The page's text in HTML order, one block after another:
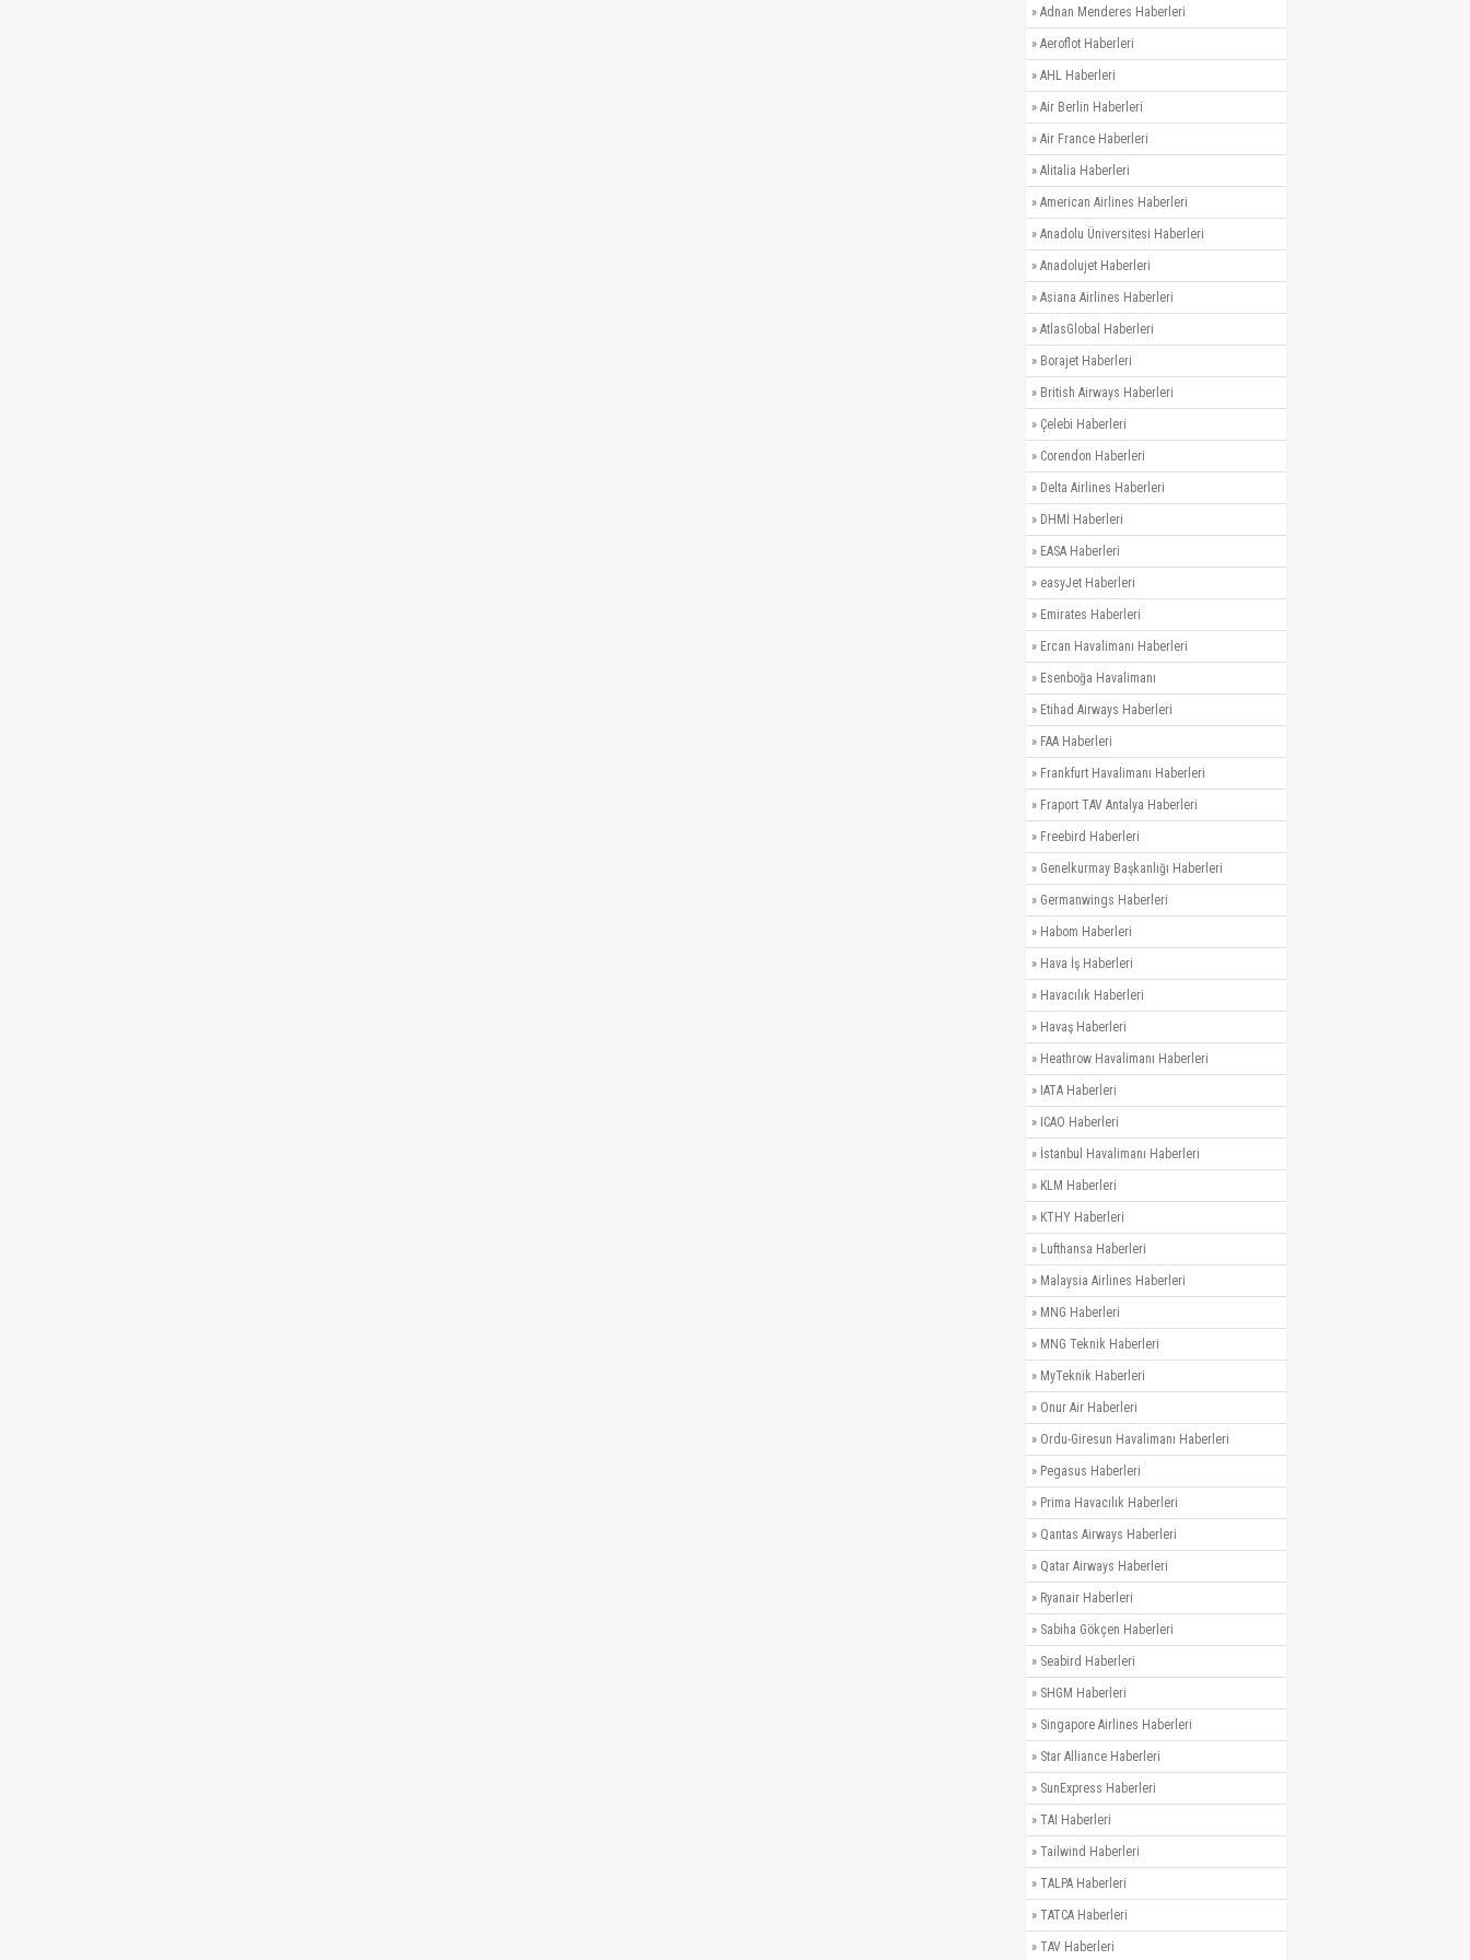
» Adnan Menderes Haberleri
» Aeroflot Haberleri
» AHL Haberleri
» Air Berlin Haberleri
» Air France Haberleri
» Alitalia Haberleri
» American Airlines Haberleri
» Anadolu Üniversitesi Haberleri
» Anadolujet Haberleri
» Asiana Airlines Haberleri
» AtlasGlobal Haberleri
» Borajet Haberleri
» British Airways Haberleri
» Çelebi Haberleri
» Corendon Haberleri
» Delta Airlines Haberleri
» DHMİ Haberleri
» EASA Haberleri
» easyJet Haberleri
» Emirates Haberleri
» Ercan Havalimanı Haberleri
» Esenboğa Havalimanı
» Etihad Airways Haberleri
» FAA Haberleri
» Frankfurt Havalimanı Haberleri
» Fraport TAV Antalya Haberleri
» Freebird Haberleri
» Genelkurmay Başkanlığı Haberleri
» Germanwings Haberleri
» Habom Haberleri
» Hava İş Haberleri
» Havacılık Haberleri
» Havaş Haberleri
» Heathrow Havalimanı Haberleri
» IATA Haberleri
» ICAO Haberleri
» İstanbul Havalimanı Haberleri
» KLM Haberleri
» KTHY Haberleri
» Lufthansa Haberleri
» Malaysia Airlines Haberleri
» MNG Haberleri
» MNG Teknik Haberleri
» MyTeknik Haberleri
» Onur Air Haberleri
» Ordu-Giresun Havalimanı Haberleri
» Pegasus Haberleri
» Prima Havacılık Haberleri
» Qantas Airways Haberleri
» Qatar Airways Haberleri
» Ryanair Haberleri
» Sabiha Gökçen Haberleri
» Seabird Haberleri
» SHGM Haberleri
» Singapore Airlines Haberleri
» Star Alliance Haberleri
» SunExpress Haberleri
» TAI Haberleri
» Tailwind Haberleri
» TALPA Haberleri
» TATCA Haberleri
» TAV Haberleri